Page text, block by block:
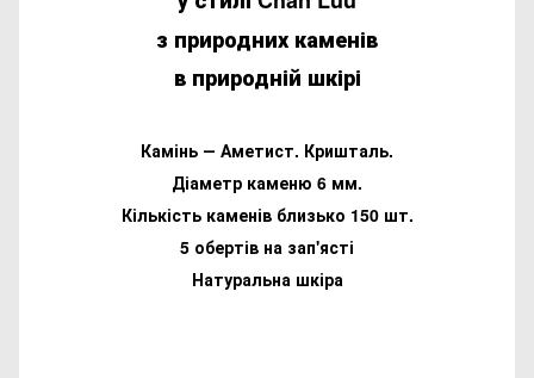
з природних каменів
в природній шкірі
Камінь ― Аметист. Кришталь.
Діаметр каменю 6 мм.
Кількість каменів близько 150 шт.
5 обертів на зап'ясті
Натуральна шкіра